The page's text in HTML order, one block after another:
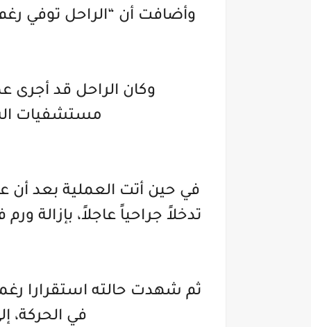
وأضافت أن “الراحل توفي
وكان الراحل قد أجرى
مستشفيات
في حين أتت العملية بعد
تدخلاً جراحياً عاجلاً،
ثم شهدت حالته استقرارا
في الحركة،